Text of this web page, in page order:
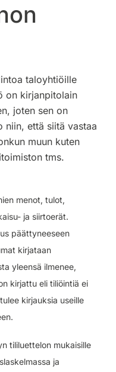
taloyhtiöille
on kirjanpitolain
joten sen on
niin, että siitä vastaa
muun kuten
tms.
menot, tulot,
ja siirtoerät.
päättyneeseen
kirjataan
yleensä ilmenee,
kirjattu eli tiliöintiä ei
kirjauksia useille
tililuettelon mukaisille
ja